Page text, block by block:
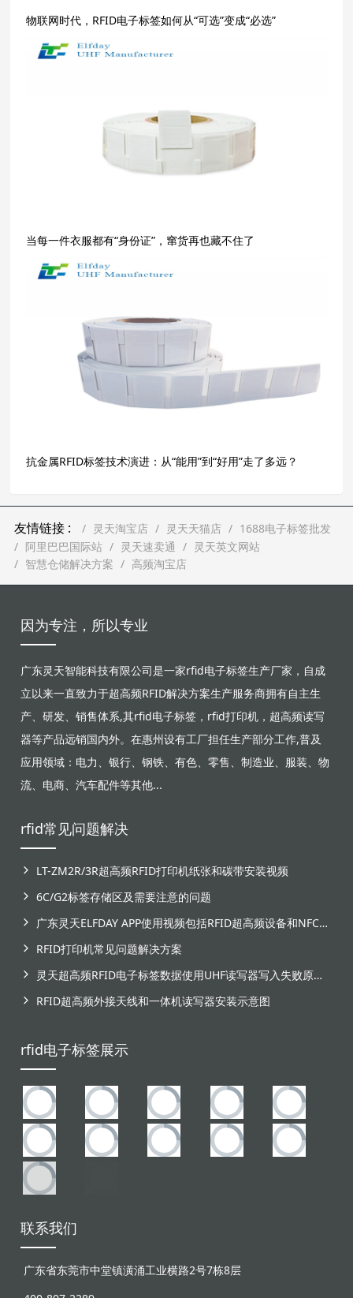
物联网时代，RFID电子标签如何从“可选”变成“必选”
当每一件衣服都有“身份证”，窜货再也藏不住了
抗金属RFID标签技术演进：从“能用”到“好用”走了多远？
友情链接 : 灵天淘宝店 灵天天猫店
1688电子标签批发
阿里巴巴国际站
灵天速卖通
灵天英文网站
智慧仓储解决方案
高频淘宝店
因为专注，所以专业
广东灵天智能科技有限公司是一家rfid电子标签生产厂家，自成
立以来一直致力于超高频RFID解决方案生产服务商拥有自主生
产、研发、销售体系,其rfid电子标签，rfid打印机，超高频读写
器等产品远销国内外。在惠州设有工厂担任生产部分工作,普及
应用领域：电力、银行、钢铁、有色、零售、制造业、服装、物
流、电商、汽车配件等其他...
rfid常见问题解决
LT-ZM2R/3R超高频RFID打印机纸张和碳带安装视频
6C/G2标签存储区及需要注意的问题
广东灵天ELFDAY APP使用视频包括RFID超高频设备和NFC芯片标签感应
RFID打印机常见问题解决方案
灵天超高频RFID电子标签数据使用UHF读写器写入失败原因分析
RFID超高频外接天线和一体机读写器安装示意图
rfid电子标签展示
联系我们
广东省东莞市中堂镇潢涌工业横路2号7栋8层